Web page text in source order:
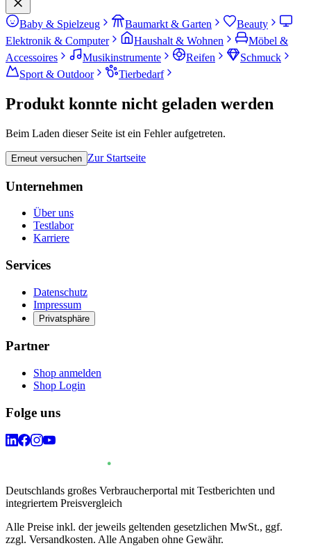
Baby & Spielzeug Baumarkt & Garten
Beauty
Elektronik & Computer
Haushalt & Wohnen
Möbel &
Accessoires
Musikinstrumente Reifen
Schmuck
Sport & Outdoor
Tierbedarf
Produkt konnte nicht geladen werden
Beim Laden dieser Seite ist ein Fehler aufgetreten.
Erneut versuchen Zur Startseite
Unternehmen
Über uns
Testlabor
Karriere
Services
Datenschutz
Impressum
Privatsphäre
Partner
Shop anmelden
Shop Login
Folge uns
Deutschlands großes Verbraucherportal mit Testberichten und
integriertem Preisvergleich
Alle Preise inkl. der jeweils geltenden gesetzlichen MwSt., ggf.
zzgl. Versandkosten. Alle Angaben ohne Gewähr.